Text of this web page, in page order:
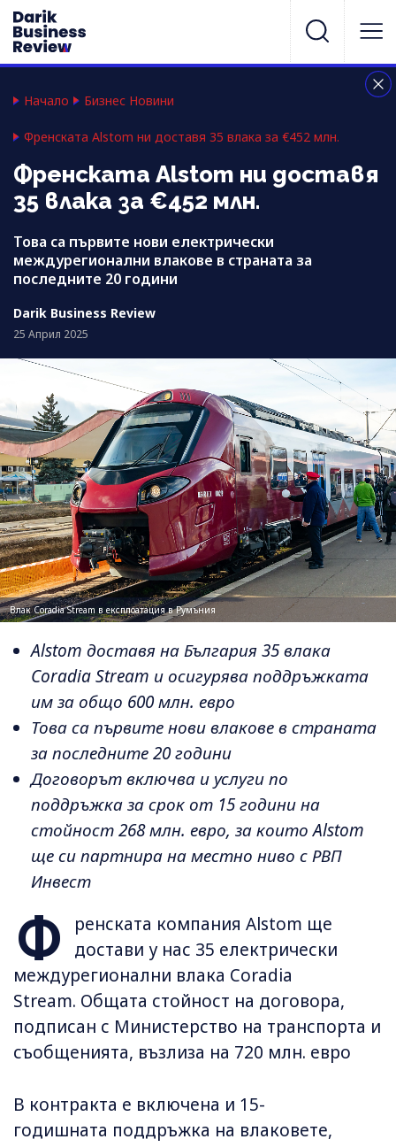
Начало Бизнес Новини
Френската Alstom ни доставя 35 влака за €452 млн.
Френската Alstom ни доставя
35 влака за €452 млн.
Това са първите нови електрически
междурегионални влакове в страната за
последните 20 години
Darik Business Review
25 Април 2025
Влак Coradia Stream в експлоатация в Румъния
Alstom доставя на България 35 влака
Coradia Stream и осигурява поддръжката
им за общо 600 млн. евро
Това са първите нови влакове в страната
за последните 20 години
Договорът включва и услуги по
поддръжка за срок от 15 години на
стойност 268 млн. евро, за които Alstom
ще си партнира на местно ниво с РВП
Инвест
Ф
ренската компания Alstom ще
достави у нас 35 електрически
междурегионални влака Coradia
Stream. Общата стойност на договора,
подписан с Министерство на транспорта и
съобщенията, възлиза на 720 млн. евро
В контракта е включена и 15-
годишната поддръжка на влаковете,